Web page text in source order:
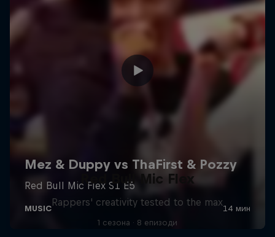
Red Bull Mic Flex
Rappers' creativity tested to the max
1 сезона · 8 епизоди